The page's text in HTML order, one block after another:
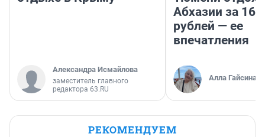
Александра Исмайлова
заместитель главного
редактора 63.RU
Абхазии за
рублей — ее
впечатления
Алла Гайсина
РЕКОМЕНДУЕМ